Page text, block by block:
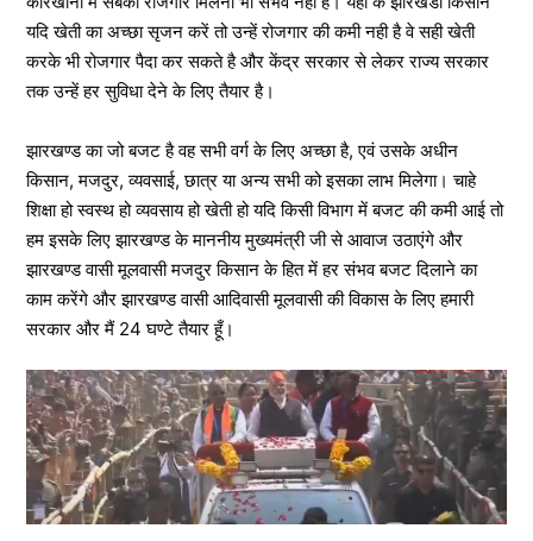
यदि खेती का अच्छा सृजन करें तो उन्हें रोजगार की कमी नही है वे सही खेती
करके भी रोजगार पैदा कर सकते है और केंद्र सरकार से लेकर राज्य सरकार
तक उन्हें हर सुविधा देने के लिए तैयार है।
झारखण्ड का जो बजट है वह सभी वर्ग के लिए अच्छा है, एवं उसके अधीन
किसान, मजदुर, व्यवसाई, छात्र या अन्य सभी को इसका लाभ मिलेगा। चाहे
शिक्षा हो स्वस्थ हो व्यवसाय हो खेती हो यदि किसी विभाग में बजट की कमी आई तो
हम इसके लिए झारखण्ड के माननीय मुख्यमंत्री जी से आवाज उठाएंगे और
झारखण्ड वासी मूलवासी मजदुर किसान के हित में हर संभव बजट दिलाने का
काम करेंगे और झारखण्ड वासी आदिवासी मूलवासी की विकास के लिए हमारी
सरकार और मैं 24 घण्टे तैयार हूँ।